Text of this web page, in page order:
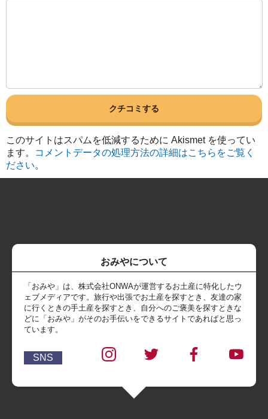
このサイトはスパムを低減するために Akismet を使ってい
ます。
コメントデータの処理方法の詳細はこちらをご覧く
ださい。
おみやについて
「おみや」は、株式会社ONWAが運営するお土産に特化したウ
ェブメディアです。旅行や出張でお土産を探すとき、友達の家
に行くときの手土産を探すとき、自分へのご褒美を探すときな
どに「おみや」がそのお手伝いをできるサイトであればと思っ
ています。
SNS